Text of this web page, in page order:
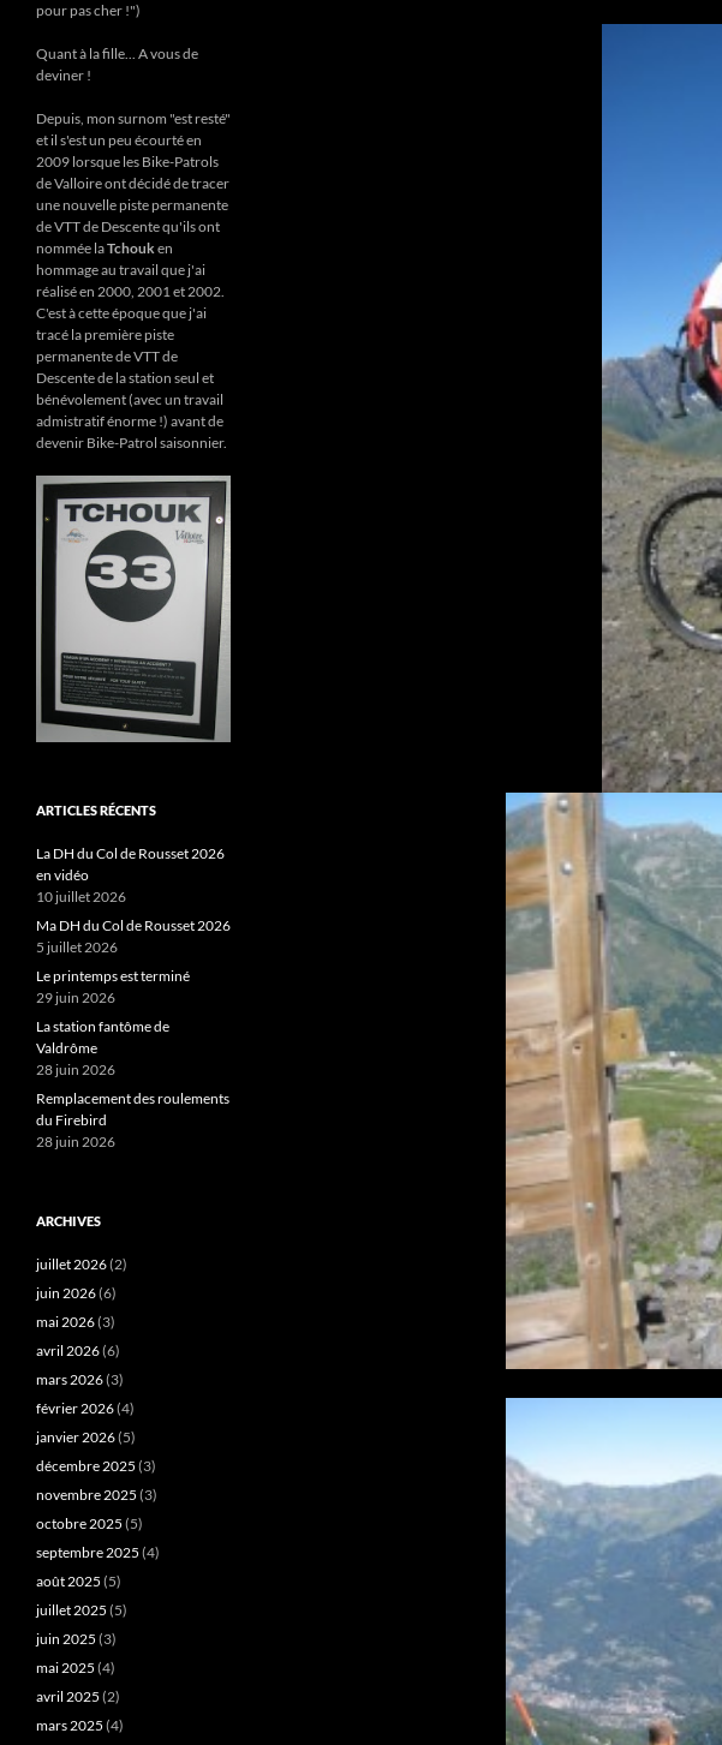
pour pas cher !")
Quant à la fille... A vous de
deviner !
Depuis, mon surnom "est resté"
et il s'est un peu écourté en
2009 lorsque les Bike-Patrols
de Valloire ont décidé de tracer
une nouvelle piste permanente
de VTT de Descente qu'ils ont
nommée laTchouken
hommage au travail que j'ai
réalisé en 2000, 2001 et 2002.
C'est à cette époque que j'ai
tracé la première piste
permanente de VTT de
Descente de la station seul et
bénévolement (avec un travail
admistratif énorme !) avant de
devenir Bike-Patrol saisonnier.
ARTICLES RÉCENTS
La DH du Col de Rousset 2026
en vidéo
10 juillet 2026
Ma DH du Col de Rousset 2026
5 juillet 2026
Le printemps est terminé
29 juin 2026
La station fantôme de
Valdrôme
28 juin 2026
Remplacement des roulements
du Firebird
28 juin 2026
ARCHIVES
juillet 2026(2)
juin 2026(6)
mai 2026(3)
avril 2026(6)
mars 2026(3)
février 2026(4)
janvier 2026(5)
décembre 2025 (3)
novembre 2025 (3)
octobre 2025 (5)
septembre 2025 (4)
août 2025 (5)
juillet 2025 (5)
juin 2025 (3)
mai 2025 (4)
avril 2025 (2)
mars 2025 (4)